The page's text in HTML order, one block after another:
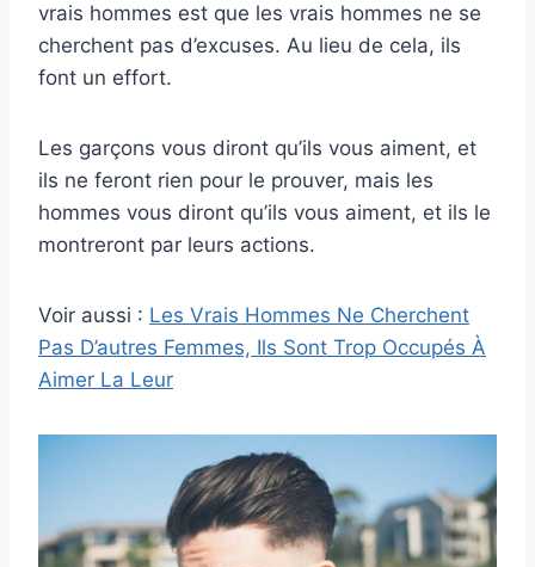
vrais hommes est que les vrais hommes ne se
cherchent pas d’excuses. Au lieu de cela, ils
font un effort.
Les garçons vous diront qu’ils vous aiment, et
ils ne feront rien pour le prouver, mais les
hommes vous diront qu’ils vous aiment, et ils le
montreront par leurs actions.
Voir aussi : Les Vrais Hommes Ne Cherchent
Pas D’autres Femmes, Ils Sont Trop Occupés À
Aimer La Leur